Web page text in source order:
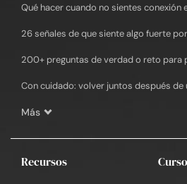
Qué hacer cuando no sientes
26 señales de que siente algo fuerte
200+ preguntas de verdad o reto para
Con cuidado: volver juntos después de
Más
Recursos